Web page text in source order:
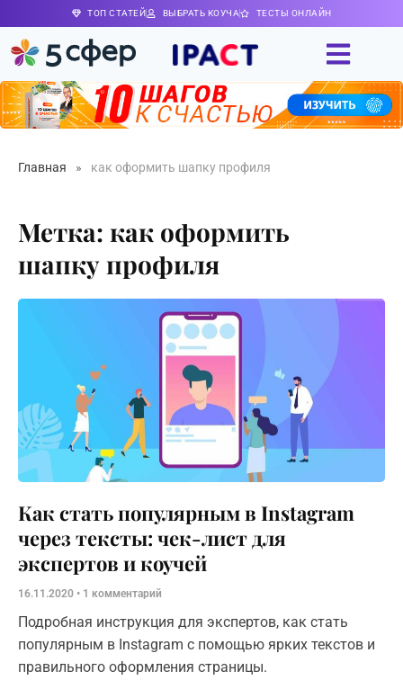
ТОП СТАТЕЙ ВЫБРАТЬ КОУЧА ТЕСТЫ ОНЛАЙН
Главная » как оформить шапку профиля
Метка: как оформить
шапку профиля
Как стать популярным в Instagram
через тексты: чек-лист для
экспертов и коучей
16.11.2020 1 комментарий
Подробная инструкция для экспертов, как стать
популярным в Instagram с помощью ярких текстов и
правильного оформления страницы.